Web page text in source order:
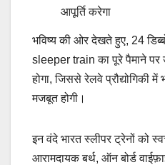
आपूर्ति करेगा
भविष्य की ओर देखते हुए, 24
sleeper train का पूरे पैमाने
होगा, जिससे रेलवे प्रौद्योगिकी
मजबूत होगी।
इन वंदे भारत स्लीपर ट्रेनों को
आरामदायक बर्थ, ऑन बोर्ड